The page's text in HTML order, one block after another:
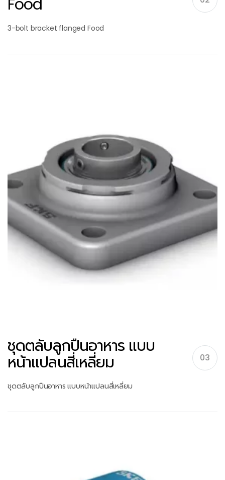
Food
3-bolt bracket flanged Food
ชุดตลับลูกปืนอาหาร แบบ
หน้าแปลนสี่เหลี่ยม 03
ชุดตลับลูกปืนอาหาร แบบหน้าแปลนสี่เหลี่ยม